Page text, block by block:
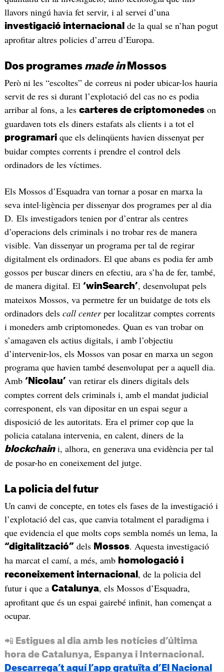
llavors ningú havia fet servir, i al servei d’una
investigació internacional de la qual se n’han pogut
aprofitar altres policies d’arreu d’Europa.
Dos programes made inMossos
Però ni les “escoltes” de correus ni poder ubicar-los hauria
servit de res si durant l’explotació del cas no es podia
arribar al fons, a les carteres de criptomonedeson
guardaven tots els diners estafats als clients i a tot el
programarique els delinqüents havien dissenyat per
buidar comptes corrents i prendre el control dels
ordinadors de les víctimes.
Els Mossos d’Esquadra van tornar a posar en marxa la
seva intel·ligència per dissenyar dos programes per al dia
D. Els investigadors tenien por d’entrar als centres
d’operacions dels criminals i no trobar res de manera
visible. Van dissenyar un programa per tal de regirar
digitalment els ordinadors. El que abans es podia fer amb
gossos per buscar diners en efectiu, ara s’ha de fer, també,
de manera digital. El ‘winSearch’, desenvolupat pels
mateixos Mossos, va permetre fer un buidatge de tots els
ordinadors dels call centerper localitzar comptes corrents
i moneders amb criptomonedes. Quan es van trobar on
s’amagaven els actius digitals, i amb l’objectiu
d’intervenir-los, els Mossos van posar en marxa un segon
programa que havien també desenvolupat per a aquell dia.
Amb ‘Nicolau’ van retirar els diners digitals dels
comptes corrent dels criminals i, amb el mandat judicial
corresponent, els van dipositar en un espai segur a
disposició de les autoritats. Era el primer cop que la
policia catalana intervenia, en calent, diners de la
blockchaini, alhora, en generava una evidència per tal
de posar-ho en coneixement del jutge.
La policia del futur
Un canvi de concepte, en totes els fases de la investigació i
l’explotació del cas, que canvia totalment el paradigma i
que evidencia el que molts cops sembla només un lema, la
“digitalització”dels Mossos. Aquesta investigació
ha marcat el camí, a més, amb homologació i
reconeixement internacional , de la policia del
futur i que a Catalunya, els Mossos d’Esquadra,
aprofitant que és un espai gairebé infinit, han començat a
ocupar.
📲 Estigues al dia amb les notícies d’última
hora de Catalunya, Espanya i Internacional.
Descarrega’t aquí l’app gratuïta d’El Nacional